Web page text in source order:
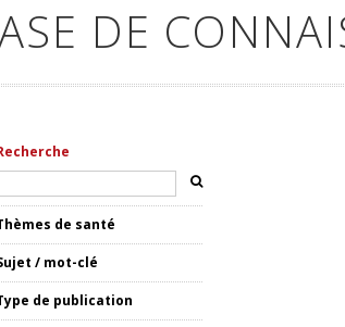
DE
de santé
/ mot-clé
de publication